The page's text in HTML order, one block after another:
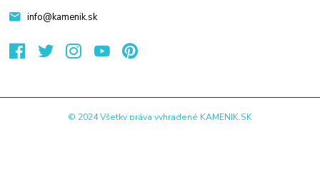
info@kamenik.sk
© 2024 Všetky práva vyhradené KAMENIK.SK